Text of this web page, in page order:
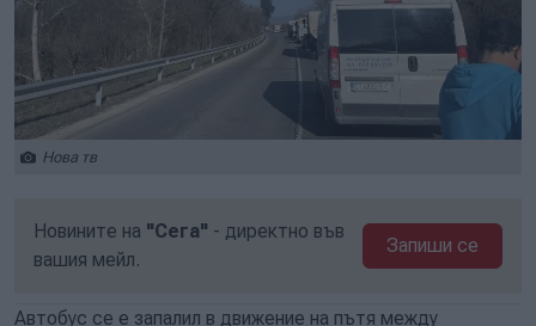
Нова тв
Новините на "Сега" - директно във
вашия мейл.
Запиши се
Автобус се е запалил в движение на пътя между